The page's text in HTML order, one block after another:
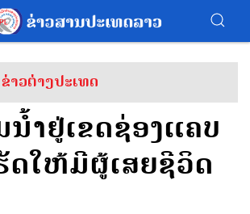
ຂ່າວຕ່າງປະເທດ
ຳຢູ່ເຂດຊ່ອງແຄບ
ດໃຫ້ມີຜູ້ເສຍຊີວິດ